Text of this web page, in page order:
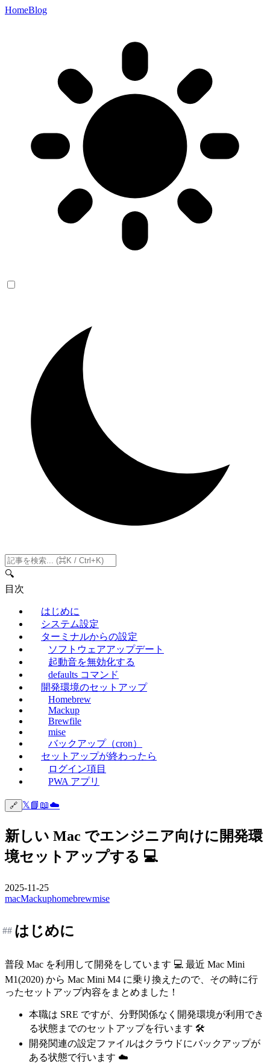
HomeBlog
🔍
目次
はじめに
システム設定
ターミナルからの設定
ソフトウェアアップデート
起動音を無効化する
defaults コマンド
開発環境のセットアップ
Homebrew
Mackup
Brewfile
mise
バックアップ（cron）
セットアップが終わったら
ログイン項目
PWA アプリ
🔗 𝕏📘 📖☁️
新しい Mac でエンジニア向けに開発環
境セットアップする 💻
2025-11-25
macMackuphomebrewmise
はじめに
##
普段 Mac を利用して開発をしています 💻 最近 Mac Mini
M1(2020) から Mac Mini M4 に乗り換えたので、その時に行
ったセットアップ内容をまとめました！
本職は SRE ですが、分野関係なく開発環境が利用でき
る状態までのセットアップを行います 🛠️
開発関連の設定ファイルはクラウドにバックアップが
ある状態で行います ☁️